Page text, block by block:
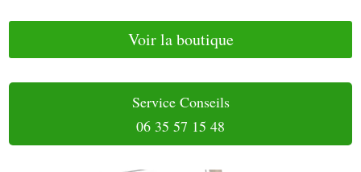
Voir la boutique
Service Conseils
06 35 57 15 48